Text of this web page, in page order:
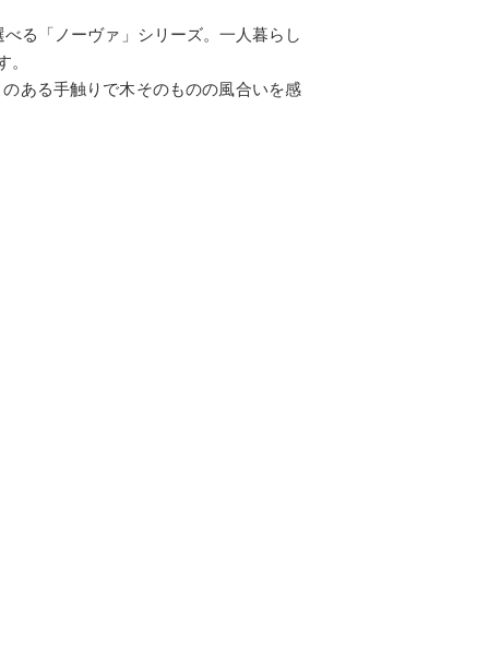
る「ノーヴァ」シリーズ。一人暮らし
ある手触りで木そのものの風合いを感